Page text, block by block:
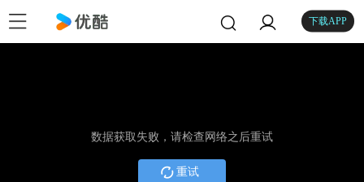
下载APP
数据获取失败，请检查网络之后重试
重试